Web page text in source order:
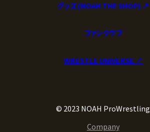
グッズ (NOAH THE SHOP) ↗︎
ファンクラブ
WRESTLE UNIVERSE ↗︎
© 2023 NOAH ProWrestling
Company